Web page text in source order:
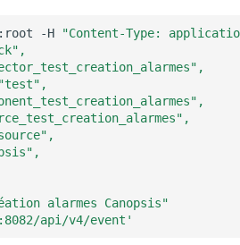
-H
"Content-Type:
alarmes Canopsis"
api/v4/event'